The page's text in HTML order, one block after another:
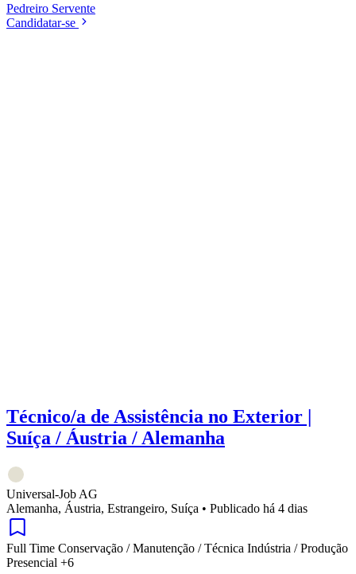
Pedreiro Servente
Candidatar-se
Técnico/a de Assistência no Exterior |
Suíça / Áustria / Alemanha
Universal-Job AG
Alemanha, Áustria, Estrangeiro, Suíça • Publicado há 4 dias
Full Time Conservação / Manutenção / Técnica Indústria / Produção
Presencial +6